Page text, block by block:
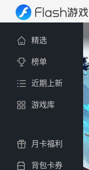
精选
榜单
近期上新
游戏库
月卡福利
背包卡券